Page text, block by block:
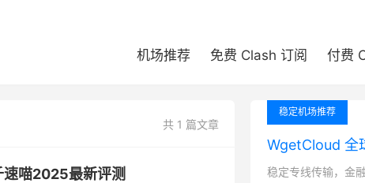
机场推荐 免费 Clash 订阅 付费
共 1 篇文章
喵2025最新评测
稳定机场推荐
WgetCloud 全
稳定专线传输，金